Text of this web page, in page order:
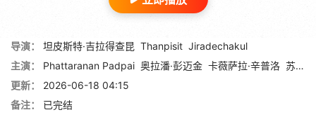
导演： 坦皮斯特·吉拉得查昆 Thanpisit Jiradechakul
主演：
Phattaranan Padpai 奥拉潘·彭迈金 卡薇萨拉·辛普洛 苏珀·臣查罗恩 Supoj Chancharoen
更新：
2026-06-18 04:15
备注：
已完结